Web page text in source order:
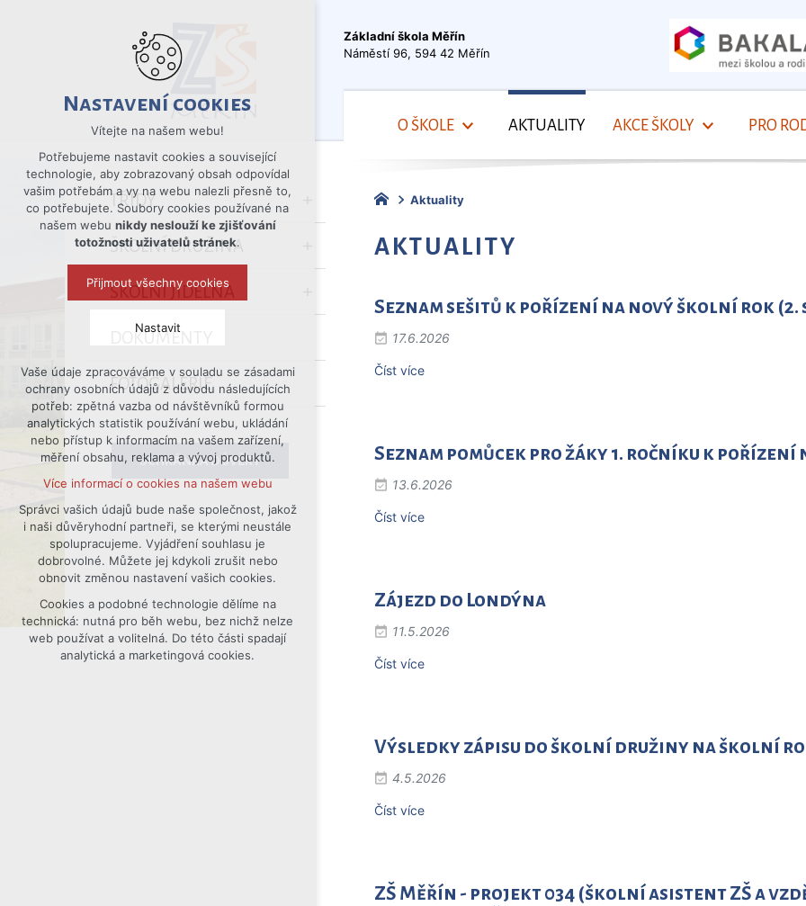
Základní škola Měřín
Náměstí 96, 594 42 Měřín
O ŠKOLE AKTUALITY AKCE ŠKOLY PRO
TŘÍDY
ŠKOLNÍ DRUŽINA
ŠKOLNÍ JÍDELNA
DOKUMENTY
FOTOGALERIE
SCHRÁNKA DŮVĚRY
Aktuality
AKTUALITY
Seznam sešitů k pořízení na nový školní rok (2.
17.6.2026
Číst více
Seznam pomůcek pro žáky 1. ročníku k
13.6.2026
Číst více
Zájezd do Londýna
11.5.2026
Číst více
Výsledky zápisu do školní družiny na školní
4.5.2026
Číst více
ZŠ Měřín - projekt 034 (školní asistent ZŠ a
Nastavení cookies
Vítejte na našem webu!
Potřebujeme nastavit cookies a související
technologie, aby zobrazovaný obsah odpovídal
vašim potřebám a vy na webu nalezli přesně to,
co potřebujete. Soubory cookies používané na
našem webu nikdy neslouží ke zjišťování
totožnosti uživatelů stránek.
Přijmout všechny cookies
Nastavit
Technická cookies
nutná pro provozování webu
udržení kontextu stránek (session):
případná přihlášení, volby jazyka, apod.
Volitelná cookies
analytická pro anonymizované
vyhodnocení návštěvnosti
marketingová cookies (Google)
Více informací o cookies na našem webu
Přijmout všechny cookies
Odmítnout vše
Vaše údaje zpracováváme v souladu se zásadami
ochrany osobních údajů z důvodu následujících
potřeb: zpětná vazba od návštěvníků formou
analytických statistik používání webu, ukládání
nebo přístup k informacím na vašem zařízení,
měření obsahu, reklama a vývoj produktů.
Více informací o cookies na našem webu
Správci vašich údajů bude naše společnost, jakož
i naši důvěryhodní partneři, se kterými neustále
spolupracujeme. Vyjádření souhlasu je
dobrovolné. Můžete jej kdykoli zrušit nebo
obnovit změnou nastavení vašich cookies.
Cookies a podobné technologie dělíme na
technická: nutná pro běh webu, bez nichž nelze
web používat a volitelná. Do této části spadají
analytická a marketingová cookies.